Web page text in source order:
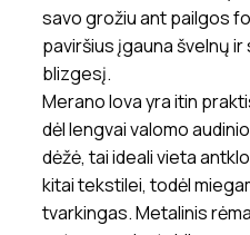
savo grožiu ant pailgos
paviršius įgauna švelnų
blizgesį.
Merano lova yra itin
dėl lengvai valomo
dėžė, tai ideali vieta
kitai tekstilei, todėl
tvarkingas. Metalinis